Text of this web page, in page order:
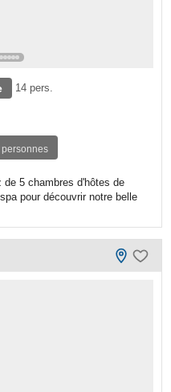
14 pers.
5 chambres d'hôtes de
pour découvrir notre belle